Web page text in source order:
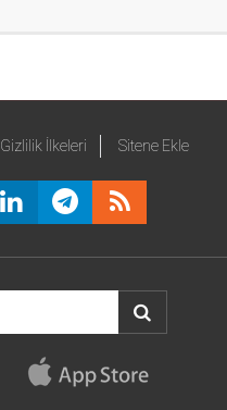
Gizlilik İlkeleri Sitene Ekle